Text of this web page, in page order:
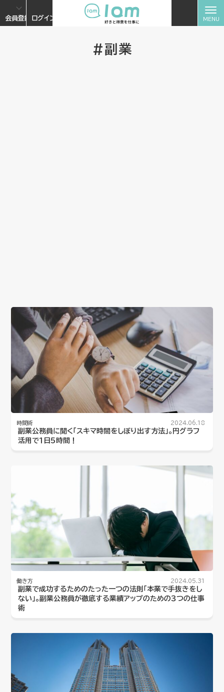
会員登録 ログイン
#副業
時間術 2024.06.18
副業公務員に聞く「スキマ時間をしぼり出す方法」。円グラフ
活用で１日５時間！
働き方 2024.05.31
副業で成功するためのたった一つの法則「本業で手抜きをし
ない」。副業公務員が徹底する業績アップのための３つの仕事
術